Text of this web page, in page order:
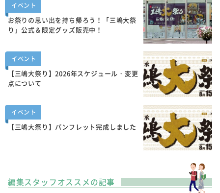
イベント
お祭りの思い出を持ち帰ろう！「三嶋大祭
り」公式＆限定グッズ販売中！
イベント
【三嶋大祭り】2026年スケジュール・変更
点について
イベント
【三嶋大祭り】パンフレット完成しました
編集スタッフオススメの記事